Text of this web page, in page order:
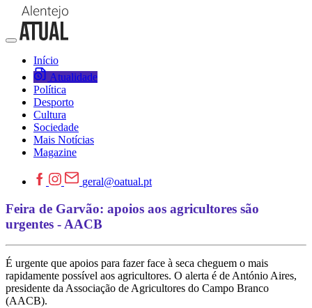
Início
Atualidade
Política
Desporto
Cultura
Sociedade
Mais Notícias
Magazine
geral@oatual.pt
Feira de Garvão: apoios aos agricultores são
urgentes - AACB
É urgente que apoios para fazer face à seca cheguem o mais
rapidamente possível aos agricultores. O alerta é de António Aires,
presidente da Associação de Agricultores do Campo Branco
(AACB).